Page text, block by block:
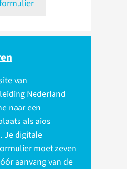
van
Nederland
naar een
als aios
Je digitale
moet zeven
aanvang van de